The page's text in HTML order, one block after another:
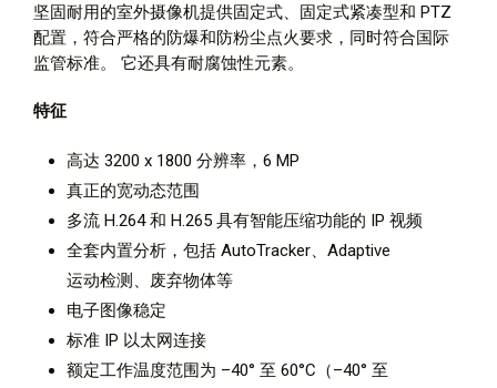
坚固耐用的室外摄像机提供固定式、固定式紧凑型和 PTZ
配置，符合严格的防爆和防粉尘点火要求，同时符合国际
监管标准。 它还具有耐腐蚀性元素。
特征
高达 3200 x 1800 分辨率，6 MP
真正的宽动态范围
多流 H.264 和 H.265 具有智能压缩功能的 IP 视频
全套内置分析，包括 AutoTracker、Adaptive
运动检测、废弃物体等
电子图像稳定
标准 IP 以太网连接
额定工作温度范围为 –40° 至 60°C（–40° 至